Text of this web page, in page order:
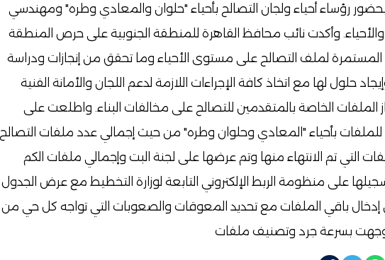
رؤساء أحياء ولجان التصالح بأحياء "حلوان والمعادي وطره" ومهندسي
والأحياء. وأكدت نائب محافظ القاهرة للمنطقة الجنوبية على حرص المنطقة
المستمرة لملف التصالح على مستوى الأحياء وما تحقق من إنجازات ودراسة
حلول لها مع اتخاذ كافة الإجراءات اللازمة لدعم اللجان والأمانة الفنية
الملفات الخاصة بالمتقدمين للتصالح على مخالفات البناء. واطلعت على
للملفات بأحياء "المعادي وحلوان وطره" من حيث إجمالي عدد ملفات التصالح
التي تم الانتهاء منها وتم عرضها على لجنة البت وإجمالي ملفات الكم
على منظومة الربط الإلكتروني التابعة لوزارة التخطيط مع عرض الجدول
من إدخال باقي الملفات مع تحديد المعوقات والصعوبات التي تواجه كل حي من
ووجهت بسرعة جرد وتصنيف ملفات